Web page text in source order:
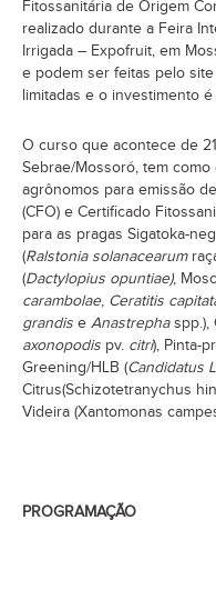
Fitossanitária de Origem
realizado durante a Feira
Irrigada – Expofruit, em
e podem ser feitas pelo site
limitadas e o investimento
O curso que acontece de
Sebrae/Mossoró, tem
agrônomos para emissão
(CFO) e Certificado
para as pragas Sigatoka-
(Ralstonia solanacearum
(Dactylopius opuntiae),
carambolae, Ceratitis
grandis e Anastrephaspp.),
axonopodis pv. citri), Pinta-
Greening/HLB (Candidatus
Citrus(Schizotetranychus
Videira (Xantomonas
PROGRAMAÇÃO